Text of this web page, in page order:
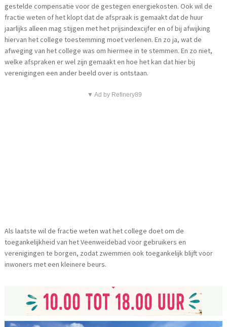
gestelde compensatie voor de gestegen energiekosten. Ook wil de
fractie weten of het klopt dat de afspraak is gemaakt dat de huur
jaarlijks alleen mag stijgen met het prijsindexcijfer en of bij afwijking
hiervan het college toestemming moet verlenen. En zo ja, wat de
afweging van het college was om hiermee in te stemmen. En zo niet,
welke afspraken er wel zijn gemaakt en hoe het kan dat hier bij
verenigingen een ander beeld over is ontstaan.
▼ Ad by Refinery89
Als laatste wil de fractie weten wat het college doet om de
toegankelijkheid van het Veenweidebad voor gebruikers en
verenigingen te borgen, zodat zwemmen ook toegankelijk blijft voor
inwoners met een kleinere beurs.